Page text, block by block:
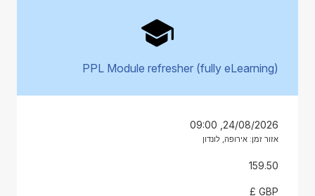
PPL Module refresher (fully eLearning)
24/08/2026, 09:00
אזור זמן: אירופה, לונדון
159.50
GBP £